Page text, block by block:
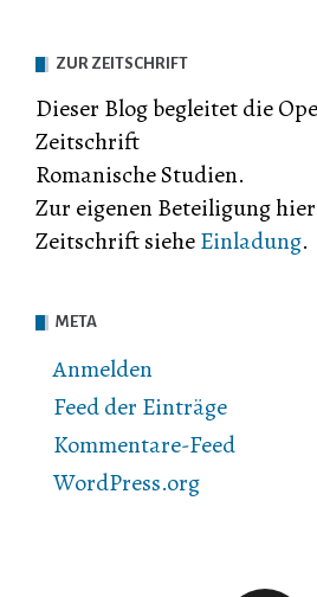
ZUR ZEITSCHRIFT
Dieser Blog begleitet die
Zeitschrift
Romanische Studien.
Zur eigenen Beteiligung
Zeitschrift sieheEinladung.
META
Anmelden
Feed der Einträge
Kommentare-Feed
WordPress.org